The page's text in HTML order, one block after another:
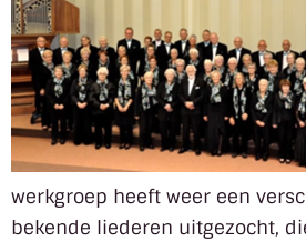
werkgroep heeft weer een
bekende liederen uitgezocht,